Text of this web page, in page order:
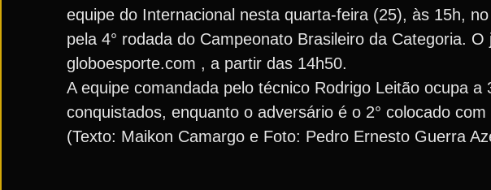
equipe do Internacional nesta quarta-feira (25), às 15h,
pela 4° rodada do Campeonato Brasileiro da Categoria.
globoesporte.com , a partir das 14h50.
A equipe comandada pelo técnico Rodrigo Leitão ocupa
conquistados, enquanto o adversário é o 2° colocado com
(Texto: Maikon Camargo e Foto: Pedro Ernesto Guerra